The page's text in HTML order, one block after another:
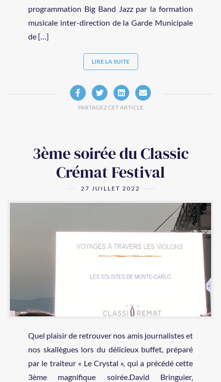
programmation Big Band Jazz par la formation
musicale inter-direction de la Garde Municipale
de […]
LIRE LA SUITE
PARTAGEZ CET ARTICLE
3ème soirée du Classic
Crémat Festival
27 JUILLET 2022
Quel plaisir de retrouver nos amis journalistes et
nos skallègues lors du délicieux buffet, préparé
par le traiteur « Le Crystal », qui a précédé cette
3ème magnifique soirée.David Bringuier,